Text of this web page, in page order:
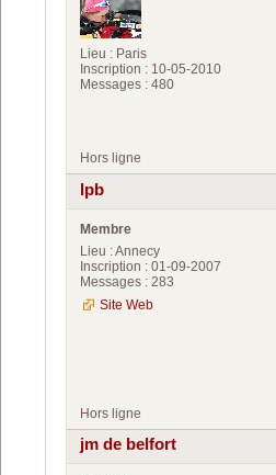
Lieu : Paris
Inscription : 10-05-2010
Messages : 480
Hors ligne
lpb
Membre
Lieu : Annecy
Inscription : 01-09-2007
Messages : 283
Site Web
Hors ligne
jm de belfort